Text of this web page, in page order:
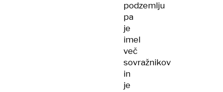
podzemlju
pa
je
imel
več
sovražnikov
in
je